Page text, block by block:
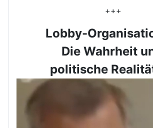
+++
Lobby-
Die Wahrheit
politische